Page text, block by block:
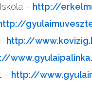
– http://
http://
– http://